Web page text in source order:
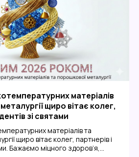
матеріалів
щиро вітає колег,
зі святами
матеріалів та
щиро вітає колег, партнерів і
Бажаємо міцного здоров’я,